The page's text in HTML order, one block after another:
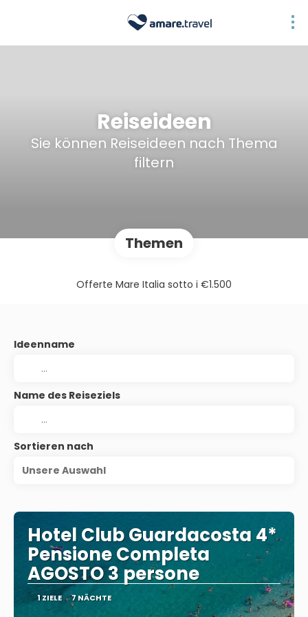
Reiseideen
Sie können Reiseideen nach Thema
filtern
Themen
Offerte Mare Italia sotto i €1.500
Ideenname
Name des Reiseziels
Sortieren nach
Unsere Auswahl
Hotel Club Guardacosta 4*
Pensione Completa
AGOSTO 3 persone
1 ZIELE 7 NÄCHTE